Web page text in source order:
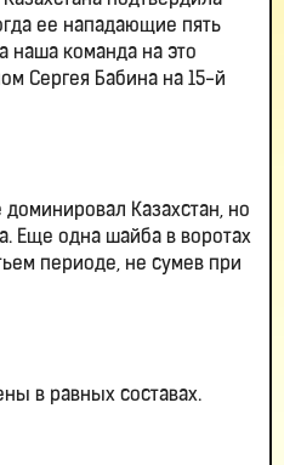
ее нападающие пять
наша команда на это
Сергея Бабина на 15-й
Казахстан, но
Еще одна шайба в воротах
периоде, не сумев при
в равных составах.